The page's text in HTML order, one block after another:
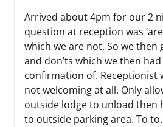
Arrived about 4pm for our 2
question at reception was
which we are not. So we then
and don’ts which we then
confirmation of. Receptionist
not welcoming at all. Only
outside lodge to unload then
to outside parking area. To